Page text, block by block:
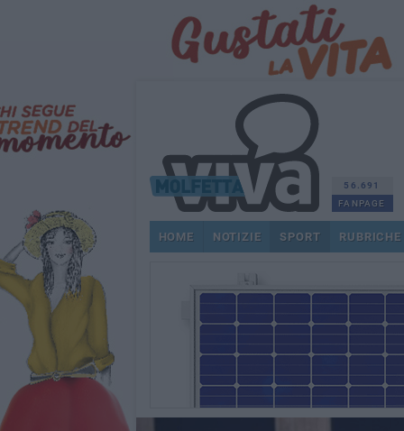
56.691
FANPAGE
HOME NOTIZIE SPORT RUBRICHE